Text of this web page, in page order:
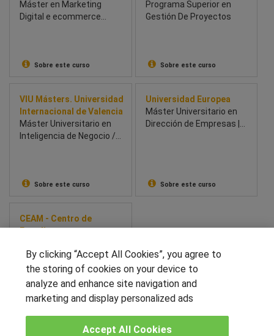
Máster en Marketing
Digital e ecommerce
Sobre este curso
Programa Superior en
Gestión De Proyectos
Sobre este curso
VIU Másters. Universidad
Internacional de Valencia
Máster Universitario en
Inteligencia de Negocio /
Sobre este curso
Universidad Europea
Máster Universitario en
Dirección de Empresas |
Sobre este curso
CEAM - Centro de
Estudios y
Metalúrgico-UVIC
Máster profesional en
transformación industrial:
innovación, Lean y
prácticas en empresas.
Sobre este curso
By clicking “Accept All Cookies”, you agree to
the storing of cookies on your device to
analyze and enhance site navigation and
marketing and display personalized ads
Accept All Cookies